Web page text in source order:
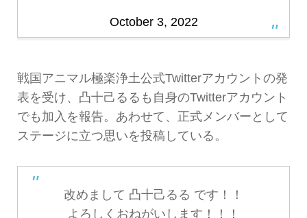
October 3, 2022
戦国アニマル極楽浄土公式Twitterアカウントの発
表を受け、凸十己るるも自身のTwitterアカウント
でも加入を報告。あわせて、正式メンバーとして
ステージに立つ思いを投稿している。
改めまして 凸十己るる です！！
よろしくおねがいします！！！